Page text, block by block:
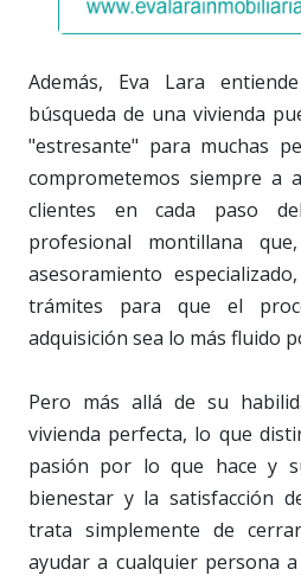
Además, Eva Lara
búsqueda de una vivienda
"estresante" para muchas
comprometemos siempre a
clientes en cada paso
profesional montillana
asesoramiento
trámites para que el
adquisición sea lo más fluido
Pero más allá de su
vivienda perfecta, lo que
pasión por lo que hace y
bienestar y la satisfacción
trata simplemente de
ayudar a cualquier persona